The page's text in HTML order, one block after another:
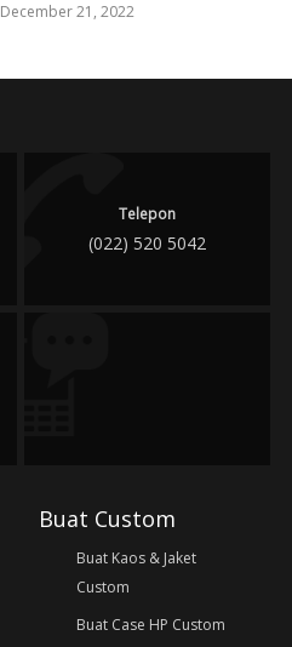
December 21, 2022
Telepon
(022) 520 5042
Buat Custom
Buat Kaos & Jaket
Custom
Buat Case HP Custom